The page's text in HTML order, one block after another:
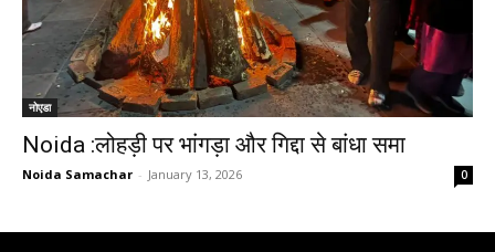
नोएडा
Noida :लोहड़ी पर भांगड़ा और गिद्दा से बांधा समा
Noida Samachar - January 13, 2026 0